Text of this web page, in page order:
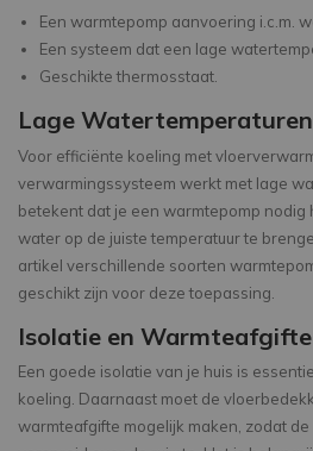
Een warmtepomp aanvoering i.c.m.
Een systeem dat een lage
Geschikte thermosstaat.
Lage Watertemperaturen
Voor efficiënte koeling met
verwarmingssysteem werkt met lage
betekent dat je een warmtepomp nodig
water op de juiste temperatuur te
artikel verschillende soorten
geschikt zijn voor deze toepassing.
Isolatie en Warmteafgifte
Een goede isolatie van je huis is
koeling. Daarnaast moet de
warmteafgifte mogelijk maken, zodat